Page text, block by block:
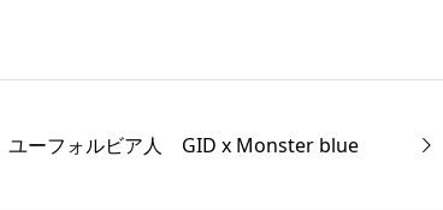
ユーフォルビア人 GID x Monster blue